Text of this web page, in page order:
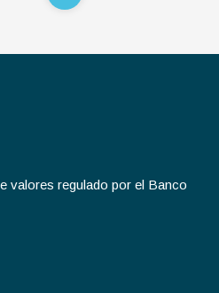
valores regulado por el Banco